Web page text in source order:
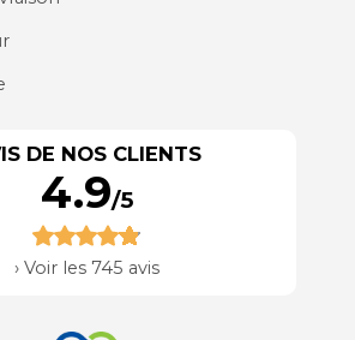
DE NOS CLIENTS
4.9/5
› Voir les 745 avis